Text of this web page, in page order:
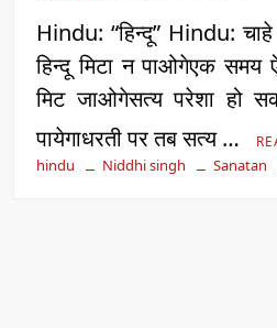
Hindu: “हिन्दू” Hindu:
हिन्दू मिटा न पाओगेएक
मिट जाओगेसत्य परेशा हो
पायेगाधरती पर तब सत्य …
hindu Niddhi singh Sanatan